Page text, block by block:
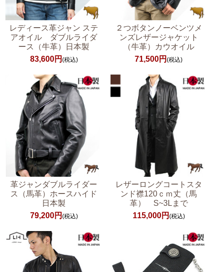
レディース革ジャン ステ
アオイル ダブルライダ
ース（牛革）日本製
83,600円 (税込)
２つボタンノーベンツメ
ンズレザージャケット
（牛革）カウオイル
71,500円(税込)
革ジャンダブルライダー
ス（馬革）ホースハイド
日本製
79,200円 (税込)
レザーロングコートスタ
ンド襟120ｃｍ丈（馬
革） S~3Lまで
115,000円 (税込)